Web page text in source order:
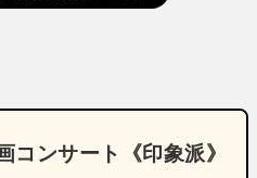
コンサート《印象派》